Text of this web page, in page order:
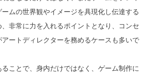
ムの世界観やイメージを具現化し伝達する
非常に力を入れるポイントとなり、コンセ
ートディレクターを務めるケースも多いで
ことで、身内だけではなく、ゲーム制作に